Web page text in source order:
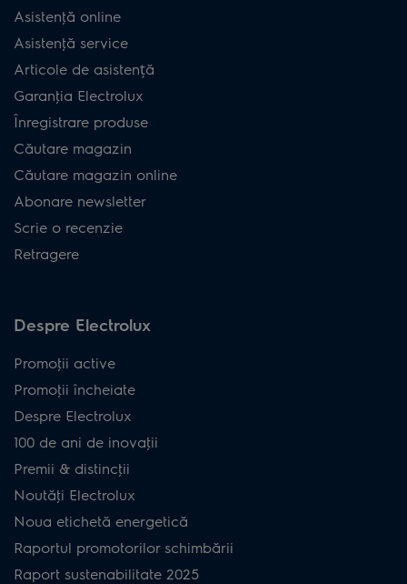
Asistenţă online
Asistenţă service
Articole de asistență
Garanţia Electrolux
Înregistrare produse
Căutare magazin
Căutare magazin online
Abonare newsletter
Scrie o recenzie
Retragere
Despre Electrolux
Promoţii active
Promoţii încheiate
Despre Electrolux
100 de ani de inovaţii
Premii & distincţii
Noutăţi Electrolux
Noua etichetă energetică
Raportul promotorilor schimbării
Raport sustenabilitate 2025